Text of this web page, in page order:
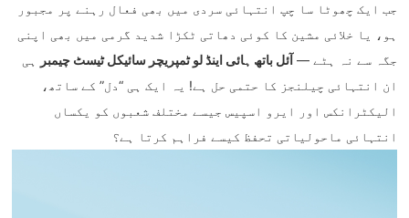
جب ایک چھوٹا سا چپ انتہائی سردی میں بھی فعال رہنے پر مجبور
ہو، یا خلائی مشین کا کوئی دھاتی ٹکڑا شدید گرمی میں بھی اپنی
جگہ سے نہ ہٹے —آئل باتھ ہائی اینڈ لو ٹمپریچر سائیکل ٹیسٹ چیمبر
ہی
ان انتہائی چیلنجز کا حتمی حل ہے! یہ ایک ہی “دل” کے ساتھ،
الیکٹرانکس اور ایرو اسپیس جیسے مختلف شعبوں کو یکساں
انتہائی ماحولیاتی تحفظ کیسے فراہم کرتا ہے؟